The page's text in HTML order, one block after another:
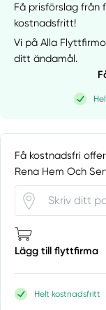
Få prisförslag från
kostnadsfritt!
Vi på Alla
ditt ändamål.
Få kostnadsfri
Rena Hem Och
Lägg till flyttfirma
Helt kostnadsfritt